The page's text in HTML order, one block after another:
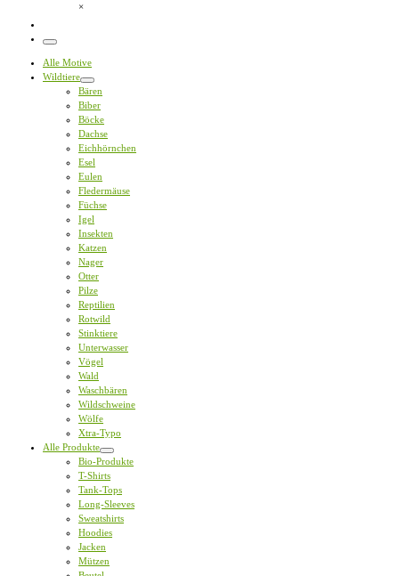
×
Menü
Alle Motive
Wildtiere
Bären
Biber
Böcke
Dachse
Eichhörnchen
Esel
Eulen
Fledermäuse
Füchse
Igel
Insekten
Katzen
Nager
Otter
Pilze
Reptilien
Rotwild
Stinktiere
Unterwasser
Vögel
Wald
Waschbären
Wildschweine
Wölfe
Xtra-Typo
Alle Produkte
Bio-Produkte
T-Shirts
Tank-Tops
Long-Sleeves
Sweatshirts
Hoodies
Jacken
Mützen